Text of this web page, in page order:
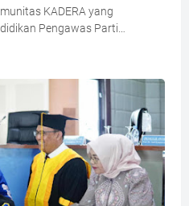
KADERA yang
Pengawas Parti…